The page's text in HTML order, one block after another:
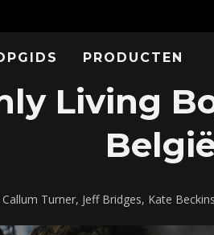
PRODUCTEN
Living
Turner, Jeff Bridges, Kate